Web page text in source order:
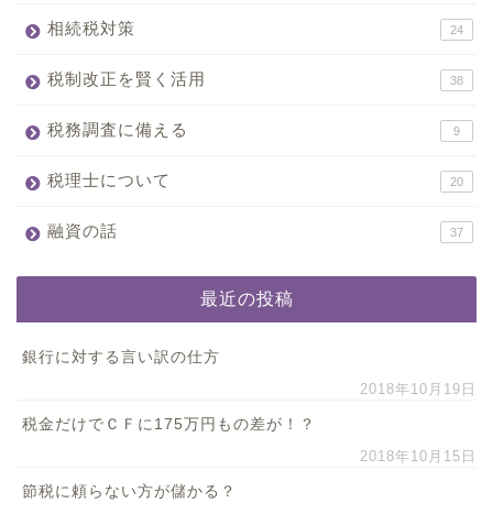
相続税対策 24
税制改正を賢く活用 38
税務調査に備える 9
税理士について 20
融資の話 37
最近の投稿
銀行に対する言い訳の仕方
2018年10月19日
税金だけでＣＦに175万円もの差が！？
2018年10月15日
節税に頼らない方が儲かる？